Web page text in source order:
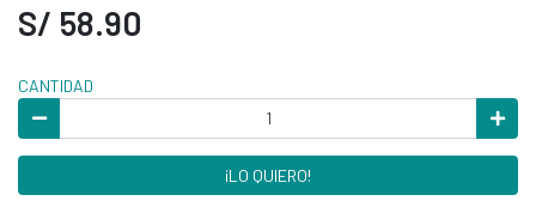
S/ 58.90
CANTIDAD
¡LO QUIERO!